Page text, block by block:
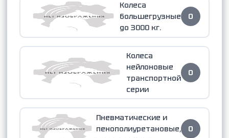
Колеса
большегрузные
до 3000 кг.
0
Колеса
нейлоновые
транспортной
серии
0
Пневматические и
пенополиуретановые,
0